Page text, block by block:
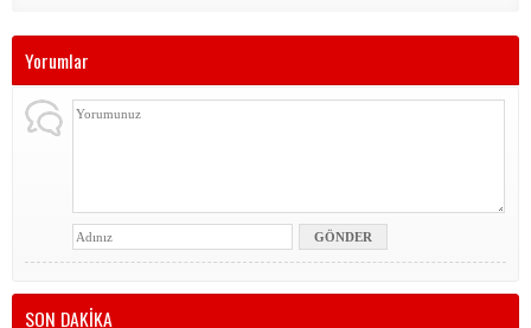
Yorumlar
SON DAKİKA